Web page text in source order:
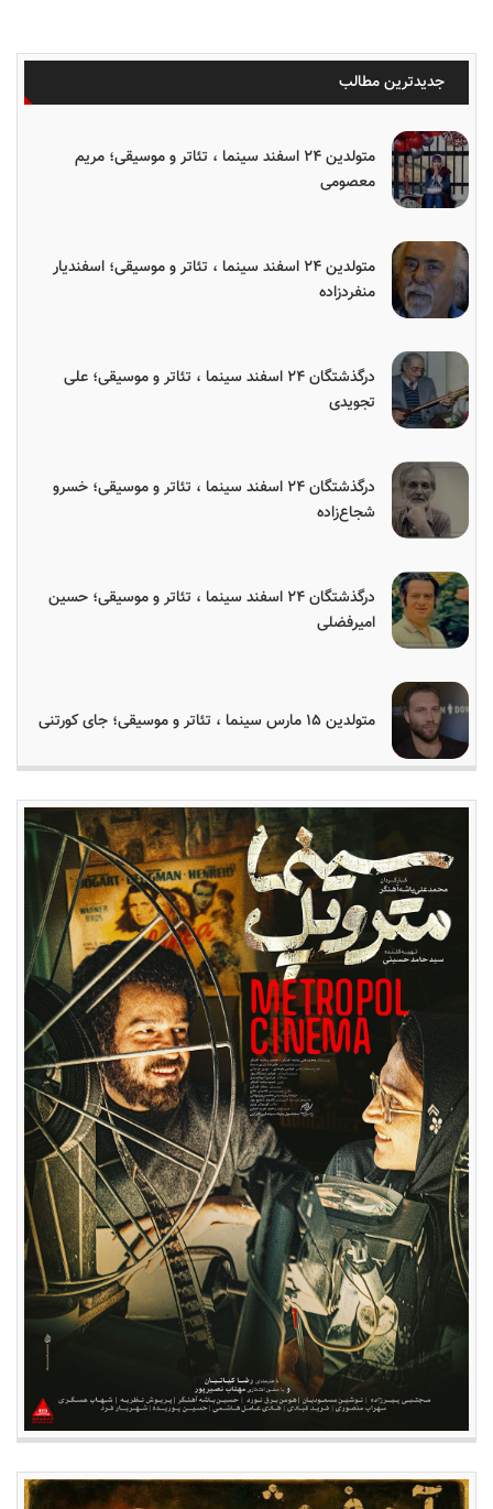
جدیدترین مطالب
متولدین ۲۴ اسفند سینما ، تئاتر و موسیقی؛ مریم
معصومی
متولدین ۲۴ اسفند سینما ، تئاتر و موسیقی؛ اسفندیار
منفردزاده
درگذشتگان ۲۴ اسفند سینما ، تئاتر و موسیقی؛ علی
تجویدی
درگذشتگان ۲۴ اسفند سینما ، تئاتر و موسیقی؛ خسرو
شجاع‌زاده
درگذشتگان ۲۴ اسفند سینما ، تئاتر و موسیقی؛ حسین
امیرفضلی
متولدین ۱۵ مارس سینما ، تئاتر و موسیقی؛ جای کورتنی